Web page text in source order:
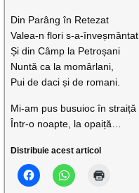
Din Parâng în Retezat
Valea-n flori s-a-înveșmântat
Și din Câmp la Petroșani
Nuntă ca la momârlani,
Pui de daci și de romani.
Mi-am pus busuioc în straiță
Într-o noapte, la opaiță…
Distribuie acest articol